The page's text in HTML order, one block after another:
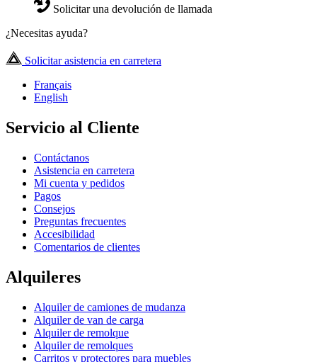
Solicitar una devolución de llamada
¿Necesitas ayuda?
Solicitar asistencia en carretera
Français
English
Servicio al Cliente
Contáctanos
Asistencia en carretera
Mi cuenta y pedidos
Pagos
Consejos
Preguntas frecuentes
Accesibilidad
Comentarios de clientes
Alquileres
Alquiler de camiones de mudanza
Alquiler de van de carga
Alquiler de remolque
Alquiler de remolques
Carritos y protectores para muebles